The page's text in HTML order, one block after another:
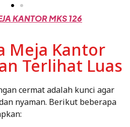
KANTOR MKS 126
Meja Kantor
Terlihat Luas
cermat adalah kunci agar
nyaman. Berikut beberapa